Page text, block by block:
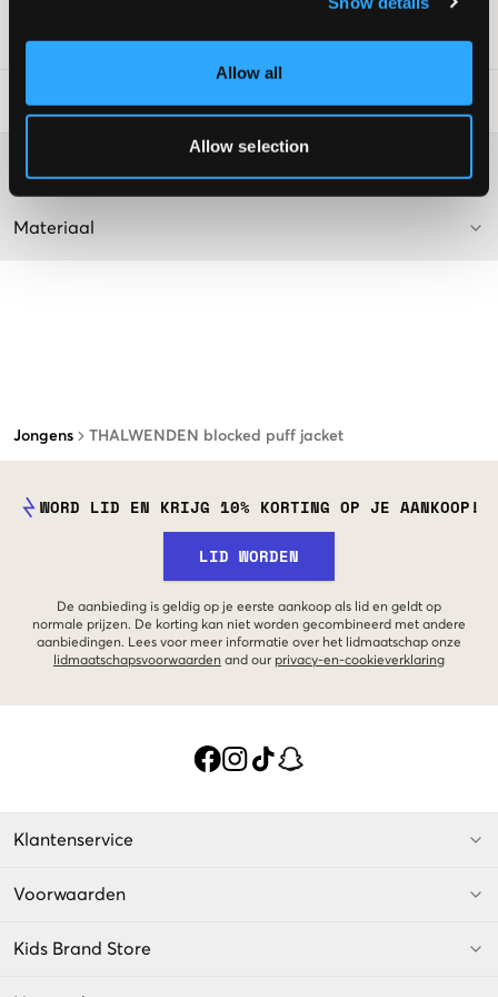
Allow all
Allow selection
Jongens THALWENDEN blocked puff jacket
SKU:121059-003
Laundry Advice:
Materiaal
WORD LID EN KRIJG 10% KORTING OP JE AANKOOP!
LID WORDEN
De aanbieding is geldig op je eerste aankoop als lid en geldt op
normale prijzen. De korting kan niet worden gecombineerd met andere
aanbiedingen. Lees voor meer informatie over het lidmaatschap onze
lidmaatschapsvoorwaarden and our privacy-en-cookieverklaring
Klantenservice
Voorwaarden
Kids Brand Store